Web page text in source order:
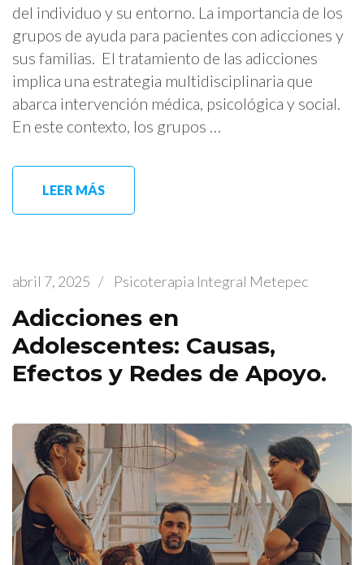
del individuo y su entorno. La importancia de los
grupos de ayuda para pacientes con adicciones y
sus familias. El tratamiento de las adicciones
implica una estrategia multidisciplinaria que
abarca intervención médica, psicológica y social.
En este contexto, los grupos …
LEER MÁS
abril 7, 2025 / Psicoterapia Integral Metepec
Adicciones en
Adolescentes: Causas,
Efectos y Redes de Apoyo.